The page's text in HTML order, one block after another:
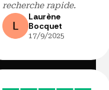
recherche rapide.
Laurène
Bocquet
17/9/2025